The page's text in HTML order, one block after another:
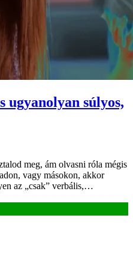
ugyanolyan súlyos,
meg, ám olvasni róla mégis
vagy másokon, akkor
az „csak” verbális,…